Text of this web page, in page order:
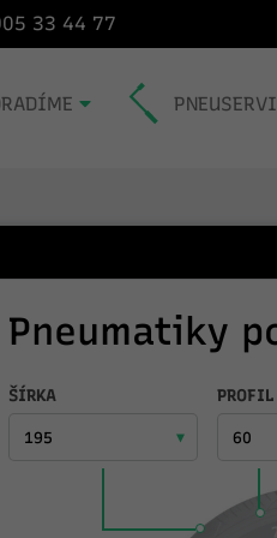
roku 1991
33 44 77
Pneumatiky
ŠÍRKA PROFIL